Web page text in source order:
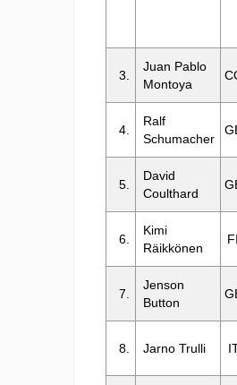
3.
Juan Pablo
Montoya
4.
Ralf
Schumacher
5.
David
Coulthard
6.
Kimi
Räikkönen
7.
Jenson
Button
8. Jarno Trulli